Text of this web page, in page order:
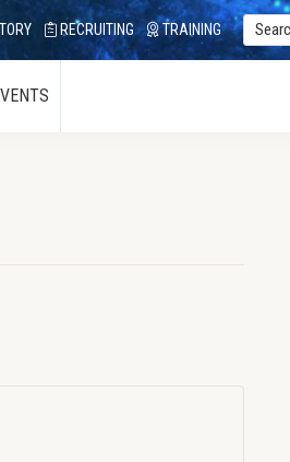
RECRUITING TRAINING